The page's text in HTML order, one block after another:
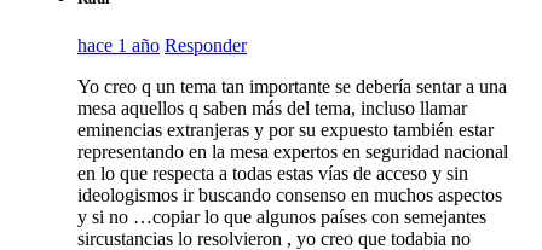
hace 1 año Responder
Yo creo q un tema tan importante se debería sentar a una
mesa aquellos q saben más del tema, incluso llamar
eminencias extranjeras y por su expuesto también estar
representando en la mesa expertos en seguridad nacional
en lo que respecta a todas estas vías de acceso y sin
ideologismos ir buscando consenso en muchos aspectos
y si no …copiar lo que algunos países con semejantes
sircustancias lo resolvieron , yo creo que todabia no